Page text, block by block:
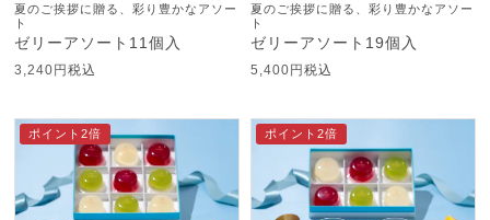
夏のご挨拶に贈る、彩り豊かなアソー
ト
ゼリーアソート11個入
3,240 税込
夏のご挨拶に贈る、彩り豊かなアソー
ト
ゼリーアソート19個入
5,400 税込
ポイント2倍 ポイント2倍